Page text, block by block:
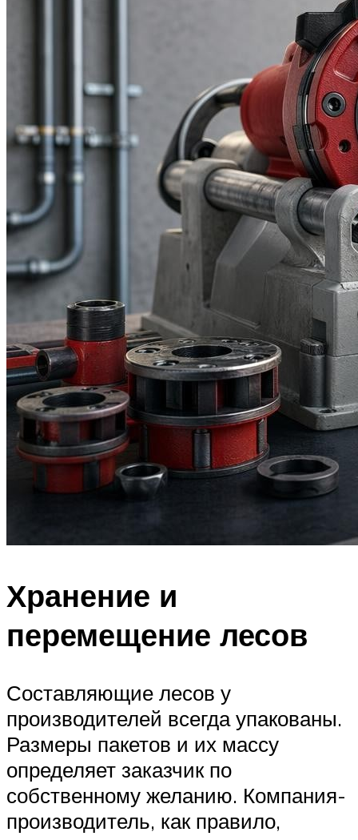
Хранение и
перемещение лесов
Составляющие лесов у
производителей всегда упакованы.
Размеры пакетов и их массу
определяет заказчик по
собственному желанию. Компания-
производитель, как правило,